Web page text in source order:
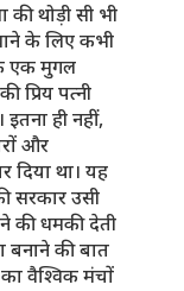
की थोड़ी सी भी
के लिए कभी
एक मुगल
प्रिय पत्नी
ही नहीं,
और
दिया था। यह
सरकार उसी
की धमकी देती
बनाने की बात
वैश्विक मंचों